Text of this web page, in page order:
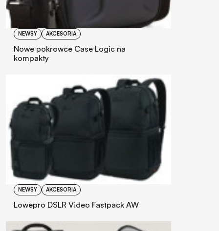
NEWSY AKCESORIA
Nowe pokrowce Case Logic na
kompakty
NEWSY AKCESORIA
Lowepro DSLR Video Fastpack AW